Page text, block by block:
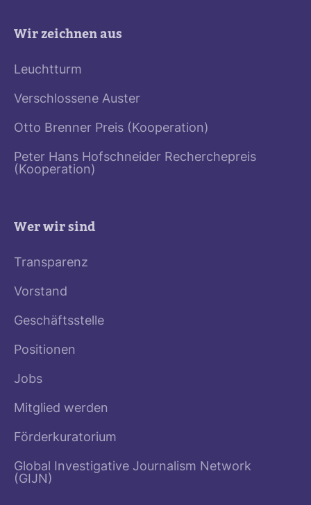
Wir zeichnen aus
Leuchtturm
Verschlossene Auster
Otto Brenner Preis (Kooperation)
Peter Hans Hofschneider Recherchepreis
(Kooperation)
Wer wir sind
Transparenz
Vorstand
Geschäftsstelle
Positionen
Jobs
Mitglied werden
Förderkuratorium
Global Investigative Journalism Network
(GIJN)